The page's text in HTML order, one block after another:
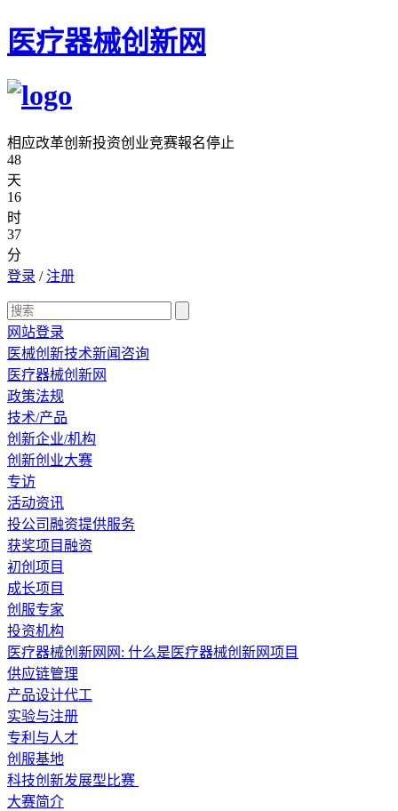
医疗器械创新网
相应改革创新投资创业竞赛報名停止
48
天
16
时
37
分
登录 /注册
网站登录
医械创新技术新闻咨询
医疗器械创新网
政策法规
技术/产品
创新企业/机构
创新创业大赛
专访
活动资讯
投公司融资提供服务
获奖项目融资
初创项目
成长项目
创服专家
投资机构
医疗器械创新网网: 什么是医疗器械创新网项目
供应链管理
产品设计代工
实验与注册
专利与人才
创服基地
科技创新发展型比赛
大赛简介